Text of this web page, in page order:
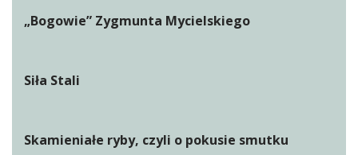
„Bogowie” Zygmunta Mycielskiego
Siła Stali
Skamieniałe ryby, czyli o pokusie smutku